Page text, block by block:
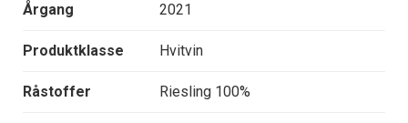
Årgang 2021
Produktklasse Hvitvin
Råstoffer Riesling 100%